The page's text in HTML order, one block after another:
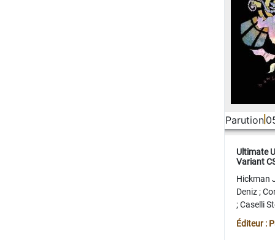
Parution
Ultimate
Variant
Hickman
Deniz;
;Caselli
Juan
Éditeur :